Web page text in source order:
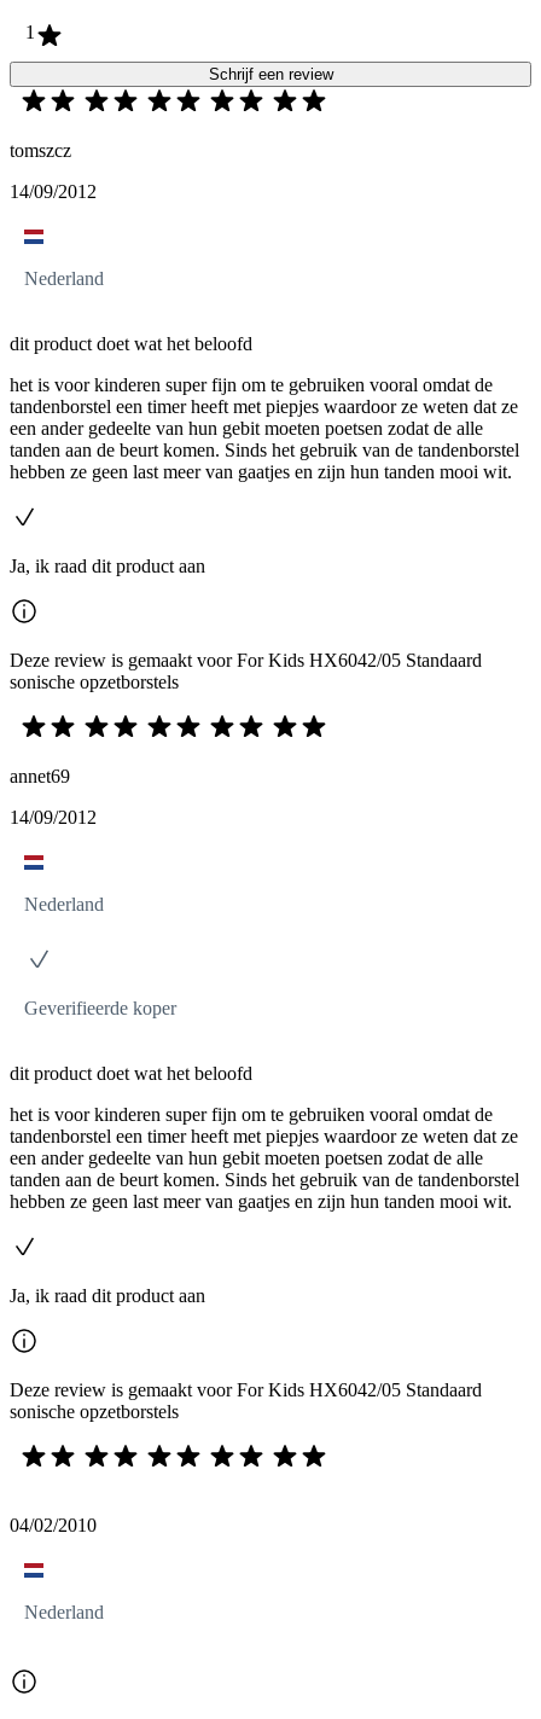
1
Schrijf een review
tomszcz
14/09/2012
Nederland
dit product doet wat het beloofd
het is voor kinderen super fijn om te gebruiken vooral omdat de
tandenborstel een timer heeft met piepjes waardoor ze weten dat ze
een ander gedeelte van hun gebit moeten poetsen zodat de alle
tanden aan de beurt komen. Sinds het gebruik van de tandenborstel
hebben ze geen last meer van gaatjes en zijn hun tanden mooi wit.
Ja, ik raad dit product aan
Deze review is gemaakt voor For Kids HX6042/05 Standaard
sonische opzetborstels
annet69
14/09/2012
Nederland
Geverifieerde koper
dit product doet wat het beloofd
het is voor kinderen super fijn om te gebruiken vooral omdat de
tandenborstel een timer heeft met piepjes waardoor ze weten dat ze
een ander gedeelte van hun gebit moeten poetsen zodat de alle
tanden aan de beurt komen. Sinds het gebruik van de tandenborstel
hebben ze geen last meer van gaatjes en zijn hun tanden mooi wit.
Ja, ik raad dit product aan
Deze review is gemaakt voor For Kids HX6042/05 Standaard
sonische opzetborstels
04/02/2010
Nederland